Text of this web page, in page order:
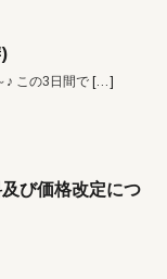
♪ この3日間で […]
及び価格改定につ